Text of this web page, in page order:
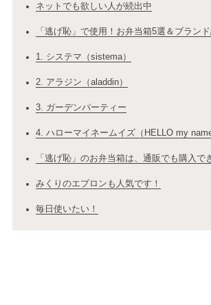
ネットでも欲しい人が続出中
「逃げ恥」で使用！お弁当箱5選＆ブラン
1. システマ（sistema）
2. アラジン（aladdin）
3. ガーデンパーティー
4. ハローマイネームイズ（HELLO my name
「逃げ恥」のお弁当箱は、通販でも購入で
みくりのエプロンも人気です！
毎日使いたい！